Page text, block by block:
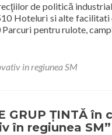
de politică
Hoteluri si alte
pentru rulote,
in regiunea SM
GRUP ȚINTĂ
în regiunea SM”